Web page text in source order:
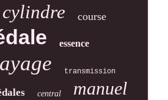
cylindre course
essence
transmission
central manuel